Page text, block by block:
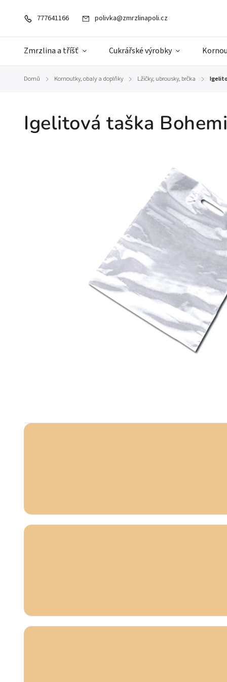
777641166 polivka@zmrzlinapoli.cz
Zmrzlina a tříšť Cukrářské výrobky
Domů / Kornoutky, obaly a doplňky / Lžičky, ubrousky, brčka /
Igelitová taška